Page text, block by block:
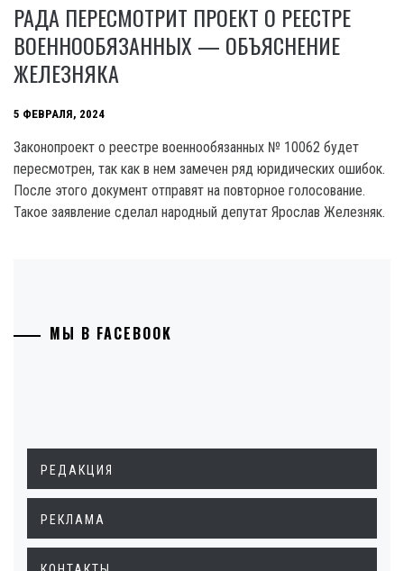
РАДА ПЕРЕСМОТРИТ ПРОЕКТ О РЕЕСТРЕ
ВОЕННООБЯЗАННЫХ — ОБЪЯСНЕНИЕ
ЖЕЛЕЗНЯКА
5 ФЕВРАЛЯ, 2024
Законопроект о реестре военнообязанных № 10062 будет
пересмотрен, так как в нем замечен ряд юридических ошибок.
После этого документ отправят на повторное голосование.
Такое заявление сделал народный депутат Ярослав Железняк.
МЫ В FACEBOOK
РЕДАКЦИЯ
РЕКЛАМА